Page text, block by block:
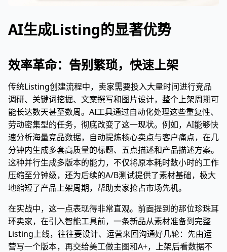
AI生成Listing的显著优势
效率革命：告别繁琐，快速上架
传统Listing创建流程中，卖家需要投入大量时间进行竞品
调研、关键词挖掘、文案撰写和图片设计，整个上架周期可
能长达数天甚至数周。AI工具通过自动化处理这些重复性、
劳动密集型的任务，彻底改变了这一现状。例如，AI能够快
速分析海量竞品数据，自动提炼核心卖点与客户痛点，在几
分钟内生成多套高质量的标题、五点描述和产品描述方案。
这种并行生成多版本的能力，不仅将原本耗时数小时的工作
压缩至分钟级，还为后续的A/B测试提供了素材基础，极大
地缩短了产品上架周期，帮助卖家抢占市场先机。
在实战中，这一点表现得非常直观。前面提到的那位珍珠耳
环卖家，在引入智能工具前，一条新品从素材准备到完整
Listing上线，往往要设计、运营来回沟通好几轮：先由运
营写一个版本，再交给美工做主图和A+，上架后看数据不